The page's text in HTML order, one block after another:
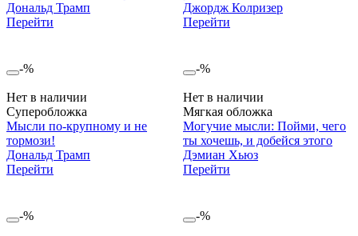
Дональд Трамп
Перейти
Джордж Колризер
Перейти
-%
Нет в наличии
Суперобложка
Мысли по-крупному и не
тормози!
Дональд Трамп
Перейти
-%
Нет в наличии
Мягкая обложка
Могучие мысли: Пойми, чего
ты хочешь, и добейся этого
Дэмиан Хьюз
Перейти
-% -%